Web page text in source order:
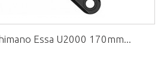
Essa U2000 170mm...